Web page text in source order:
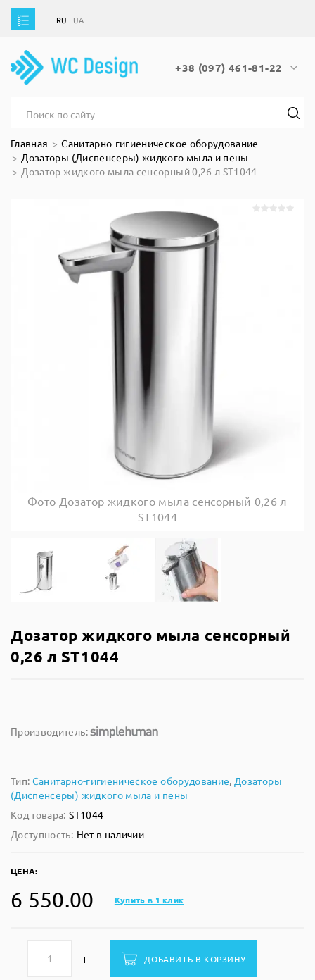
UA
+38 (097) 461-81-22
RU UA
Главная
Санитарно-гигиеническое оборудование
Дозаторы (Диспенсеры) жидкого мыла и пены
Дозатор жидкого мыла сенсорный 0,26 л ST1044
Фото Дозатор жидкого мыла сенсорный 0,26 л
ST1044
Дозатор жидкого мыла сенсорный
0,26 л ST1044
Производитель:
Тип: Санитарно-гигиеническое оборудование, Дозаторы
(Диспенсеры) жидкого мыла и пены
Код товара: ST1044
Доступность: Нет в наличии
ЦЕНА:
6 550.00 Купить в 1 клик
ДОБАВИТЬ В КОРЗИНУ